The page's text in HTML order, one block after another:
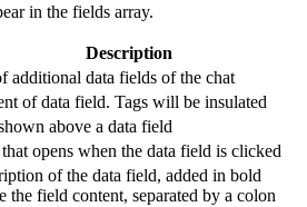
in the fields array.
Description
additional data fields of the chat
of data field. Tags will be insulated
above a data field
opens when the data field is clicked
of the data field, added in bold
the field content, separated by a colon